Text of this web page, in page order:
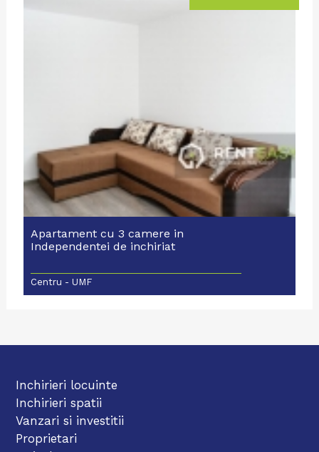
Apartament cu 3 camere in
Independentei de inchiriat
Centru - UMF
Inchirieri locuinte
Inchirieri spatii
Vanzari si investitii
Proprietari